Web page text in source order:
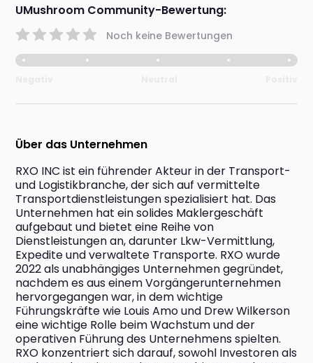
UMushroom Community-Bewertung:
Noch keine Bewertungen
Über das Unternehmen
RXO INC ist ein führender Akteur in der Transport-
und Logistikbranche, der sich auf vermittelte
Transportdienstleistungen spezialisiert hat. Das
Unternehmen hat ein solides Maklergeschäft
aufgebaut und bietet eine Reihe von
Dienstleistungen an, darunter Lkw-Vermittlung,
Expedite und verwaltete Transporte. RXO wurde
2022 als unabhängiges Unternehmen gegründet,
nachdem es aus einem Vorgängerunternehmen
hervorgegangen war, in dem wichtige
Führungskräfte wie Louis Amo und Drew Wilkerson
eine wichtige Rolle beim Wachstum und der
operativen Führung des Unternehmens spielten.
RXO konzentriert sich darauf, sowohl Investoren als